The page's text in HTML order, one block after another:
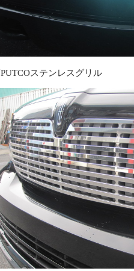
PUTCOステンレスグリル